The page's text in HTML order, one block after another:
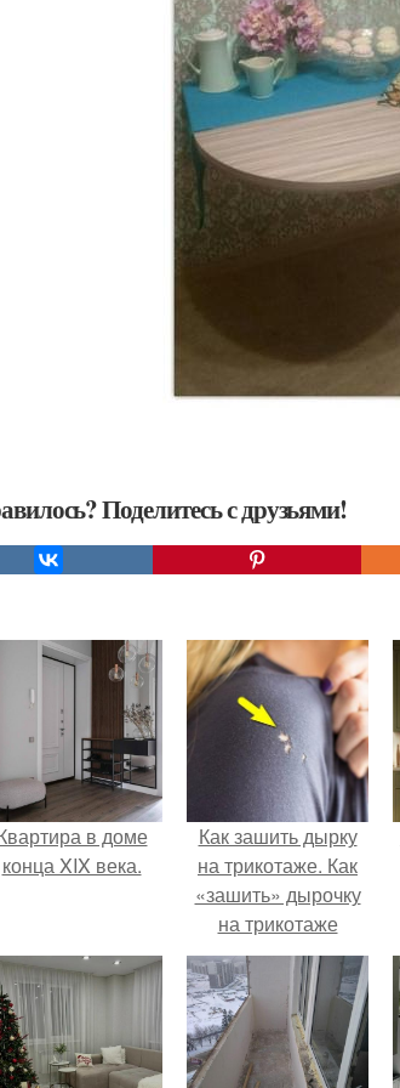
Поделитесь с друзьями!
в доме
конца XIX века.
Как зашить дырку
на трикотаже. Как
«зашить» дырочку
на трикотаже